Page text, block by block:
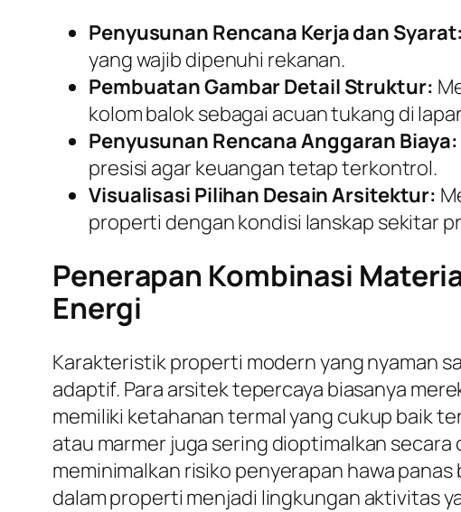
Penyusunan Rencana Kerja dan Syarat:
yang wajib dipenuhi rekanan.
Pembuatan Gambar Detail Struktur:
kolom balok sebagai acuan tukang di
Penyusunan Rencana Anggaran Biaya:
presisi agar keuangan tetap terkontrol.
Visualisasi Pilihan Desain Arsitektur:
properti dengan kondisi lanskap sekitar
Penerapan Kombinasi
Energi
Karakteristik properti modern yang nyaman
adaptif. Para arsitek tepercaya biasanya
memiliki ketahanan termal yang cukup baik
atau marmer juga sering dioptimalkan
meminimalkan risiko penyerapan hawa
dalam properti menjadi lingkungan aktivitas